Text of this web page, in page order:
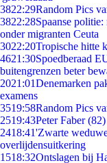
3822:29Random Pics
3822:28Spaanse
onder migranten Ceuta
3022:20Tropische hitte
4621:30Spoedberaad
buitengrenzen beter
2021:01Denemarken
examens
3519:58Random Pics
2519:43Peter Faber
2418:41'Zwarte
overlijdensuitkering
1518:32Ontslagen bij